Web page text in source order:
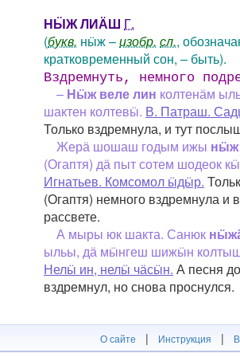
НӸЖ ЛИӒШ Г.
(букв. нӹж –изобр. сл.,
кратковременный сон, – быть).
Вздремнуть, немного
– Нӹж веле лин колтенӓм
шактен колтевӹ. В. Патраш.
Только вздремнула, и тут
Жерӓ шошаш годым ижы нӹж
(Огаптя) дӓ пыт сотем шодеок
Игнатьев. Комсомол ӹдӹр.
(Огаптя) немного вздремнула и
рассвете.
А мыры юк шакта. Санюк
ыльы, дӓ мӹнгеш шижӹн
Нелӹ ин, нелӹ чӓсӹн. А песня
вздремнул, но снова проснулся.
О сайте | Инструкция |